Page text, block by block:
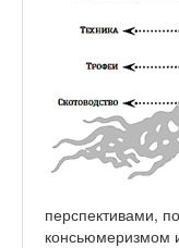
перспективами,
консьюмеризмом